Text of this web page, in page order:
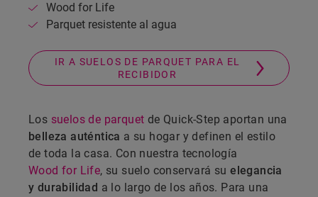
Wood for Life
Parquet resistente al agua
IR A SUELOS DE PARQUET PARA EL
RECIBIDOR
Los suelos de parquet de Quick-Step aportan una
belleza auténtica a su hogar y definen el estilo
de toda la casa. Con nuestra tecnología
Wood for Life, su suelo conservará suelegancia
y durabilidad a lo largo de los años. Para una